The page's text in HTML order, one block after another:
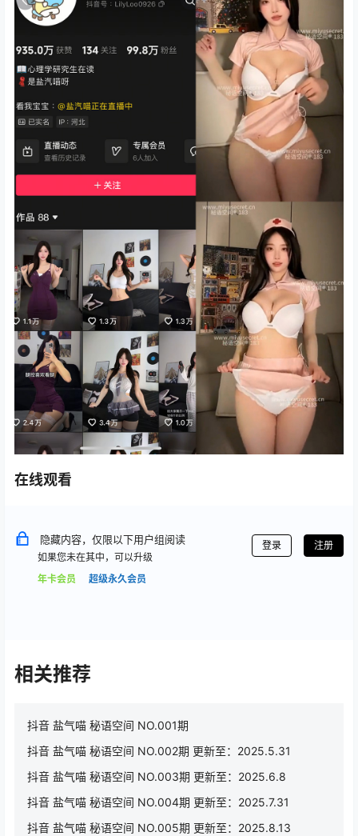
在线观看
隐藏内容，仅限以下用户组阅读
如果您未在其中，可以升级
年卡会员
超级永久会员
登录 注册
相关推荐
抖音 盐气喵 秘语空间 NO.001期
抖音 盐气喵 秘语空间 NO.002期 更新至：2025.5.31
抖音 盐气喵 秘语空间 NO.003期 更新至：2025.6.8
抖音 盐气喵 秘语空间 NO.004期 更新至：2025.7.31
抖音 盐气喵 秘语空间 NO.005期 更新至：2025.8.13